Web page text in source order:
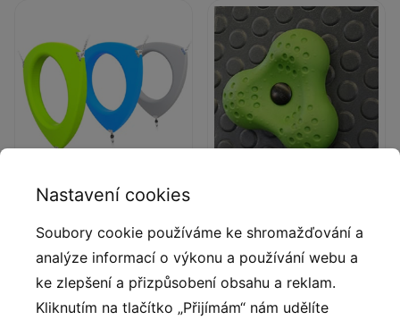
Kruhy
Ergonomicky tvarované
polyethylenové kruhy.
Lezecké chyty ze
vstřikovaného polyamidu.
Nastavení cookies
Soubory cookie používáme ke shromažďování a
analýze informací o výkonu a používání webu a
ke zlepšení a přizpůsobení obsahu a reklam.
Kliknutím na tlačítko „Přijímám“ nám udělíte